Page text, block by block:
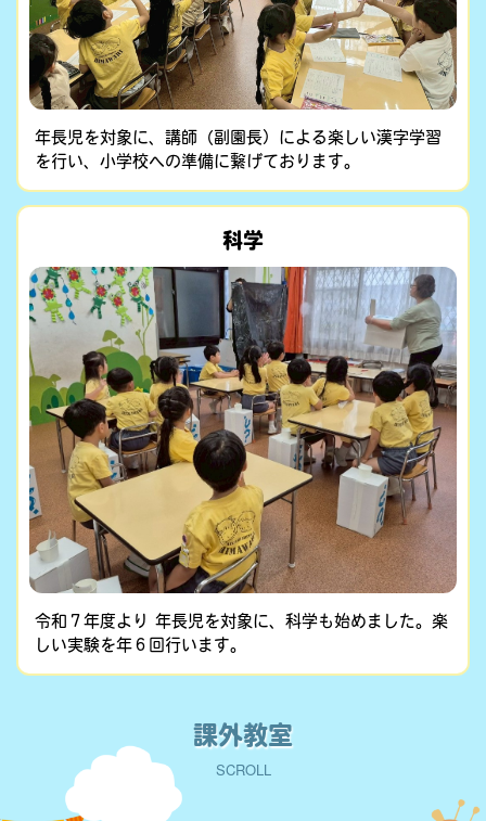
年長児を対象に、講師（副園長）による楽しい漢字学習
を行い、小学校への準備に繋げております。
科学
令和７年度より 年長児を対象に、科学も始めました。楽
しい実験を年６回行います。
課外教室
SCROLL